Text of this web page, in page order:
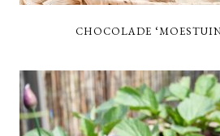
CHOCOLADE